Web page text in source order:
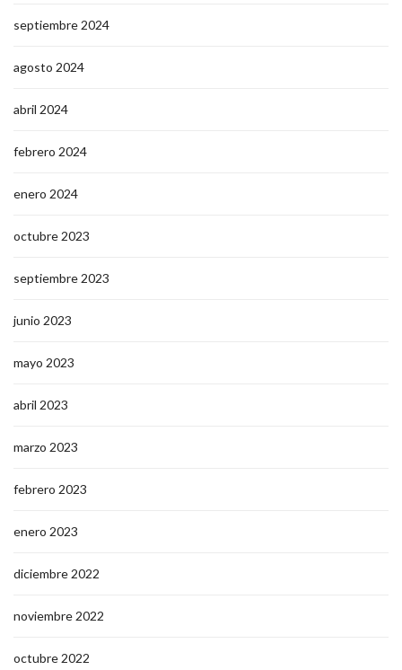
septiembre 2024
agosto 2024
abril 2024
febrero 2024
enero 2024
octubre 2023
septiembre 2023
junio 2023
mayo 2023
abril 2023
marzo 2023
febrero 2023
enero 2023
diciembre 2022
noviembre 2022
octubre 2022